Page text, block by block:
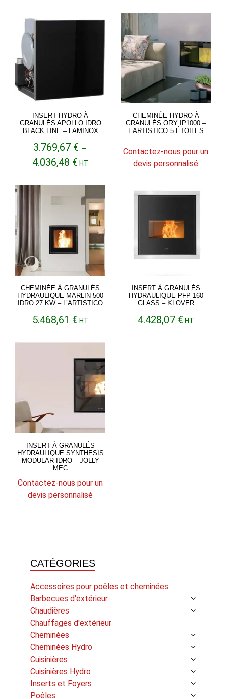
INSERT HYDRO À
GRANULÉS APOLLO IDRO
BLACK LINE – LAMINOX
3.769,67 € –
4.036,48 €Plage
4.036,48 €
HT
CHEMINÉE HYDRO À
GRANULÉS ORY IP1000 –
L’ARTISTICO 5 ÉTOILES
Contactez-nous pour un
devis personnalisé
CHEMINÉE À GRANULÉS
HYDRAULIQUE MARLIN 500
IDRO 27 KW – L’ARTISTICO
5.468,61 € HT
INSERT À GRANULÉS
HYDRAULIQUE PFP 160
GLASS – KLOVER
4.428,07 € HT
INSERT À GRANULÉS
HYDRAULIQUE SYNTHESIS
MODULAR IDRO – JOLLY
MEC
Contactez-nous pour un
devis personnalisé
CATÉGORIES
Accessoires pour poêles et cheminées
Barbecues d'extérieur
Chaudières
Chauffages d'extérieur
Cheminées
Cheminées Hydro
Cuisinières
Cuisinières Hydro
Inserts et Foyers
Poêles